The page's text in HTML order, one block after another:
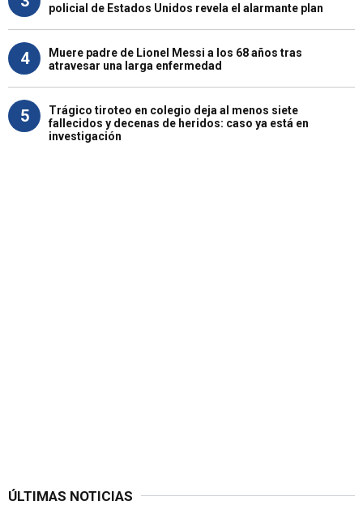
policial de Estados Unidos revela el alarmante plan
4
Muere padre de Lionel Messi a los 68 años tras
atravesar una larga enfermedad
5
Trágico tiroteo en colegio deja al menos siete
fallecidos y decenas de heridos: caso ya está en
investigación
ÚLTIMAS NOTICIAS